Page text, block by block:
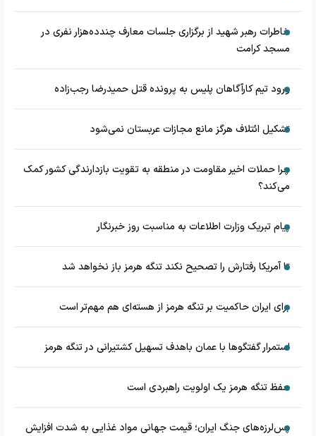
خاطرات رهبر شهید از برگزاری جلسات معارف چندده‌هزار نفری در
مسجد کرامت
ورود تیم کارآگاهان پلیس به پرونده قتل حمیدرضا رجب‌زاده
تشکیل ائتلاف هرگز مانع مجازات عربستان نمی‌شود
چرا حملات اخیر مقاومت در منطقه به تقویت بازدارندگی کشور کمک
می‌کند؟
پیام تبریک وزارت اطلاعات به مناسبت روز خبرنگار
تا آمریکا رفتارش را تصحیح نکند تنگه هرمز باز نخواهد شد
برای ایران حاکمیت بر تنگه هرمز از هسته‌ای هم مهم‌تر است
استمرار گفتگوها با عمان باهدف تسهیل کشتیرانی در تنگه هرمز
حفظ تنگه هرمز یک اولویت راهبردی است
پس‌لرزه‌های جنگ ایران؛ قیمت جهانی مواد غذایی به شدت افزایش